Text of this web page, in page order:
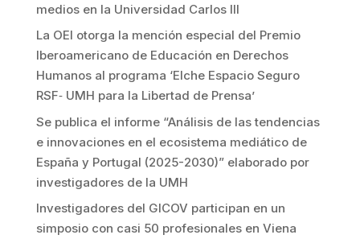
medios en la Universidad Carlos III
La OEI otorga la mención especial del Premio
Iberoamericano de Educación en Derechos
Humanos al programa ‘Elche Espacio Seguro
RSF‐ UMH para la Libertad de Prensa’
Se publica el informe “Análisis de las tendencias
e innovaciones en el ecosistema mediático de
España y Portugal (2025-2030)” elaborado por
investigadores de la UMH
Investigadores del GICOV participan en un
simposio con casi 50 profesionales en Viena